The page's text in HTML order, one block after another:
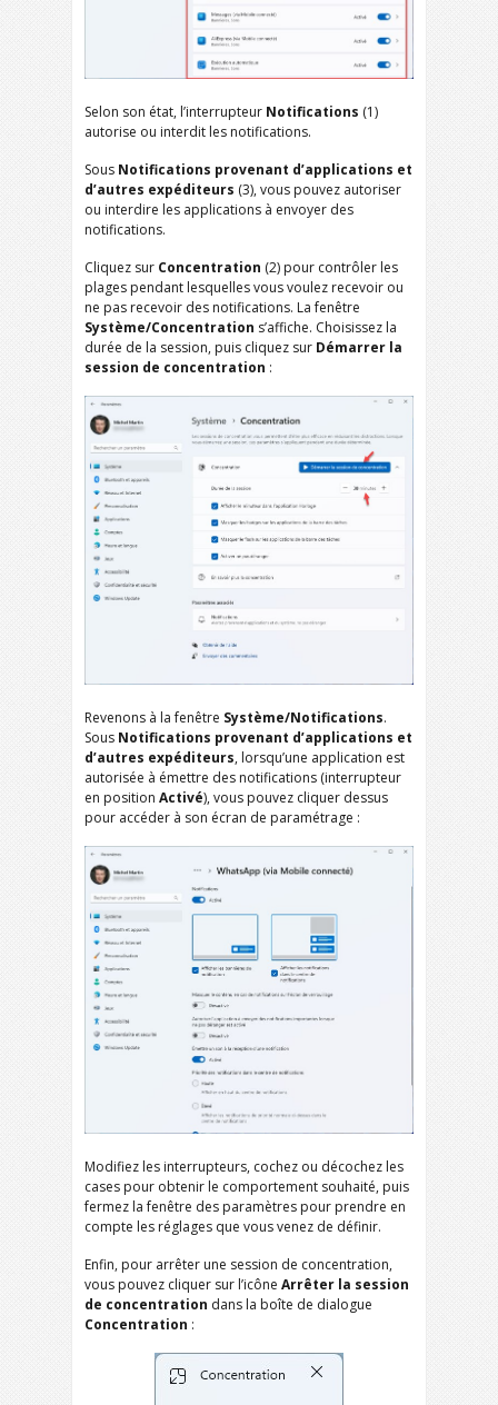
Selon son état, l’interrupteur Notifications (1)
autorise ou interdit les notifications.
Sous Notifications provenant d’applications et
d’autres expéditeurs (3), vous pouvez autoriser
ou interdire les applications à envoyer des
notifications.
Cliquez sur Concentration (2) pour contrôler les
plages pendant lesquelles vous voulez recevoir ou
ne pas recevoir des notifications. La fenêtre
Système/Concentration s’affiche. Choisissez la
durée de la session, puis cliquez sur Démarrer la
session de concentration :
Revenons à la fenêtre Système/Notifications.
Sous Notifications provenant d’applications et
d’autres expéditeurs, lorsqu’une application est
autorisée à émettre des notifications (interrupteur
en position Activé), vous pouvez cliquer dessus
pour accéder à son écran de paramétrage :
Modifiez les interrupteurs, cochez ou décochez les
cases pour obtenir le comportement souhaité, puis
fermez la fenêtre des paramètres pour prendre en
compte les réglages que vous venez de définir.
Enfin, pour arrêter une session de concentration,
vous pouvez cliquer sur l’icône Arrêter la session
de concentration dans la boîte de dialogue
Concentration :